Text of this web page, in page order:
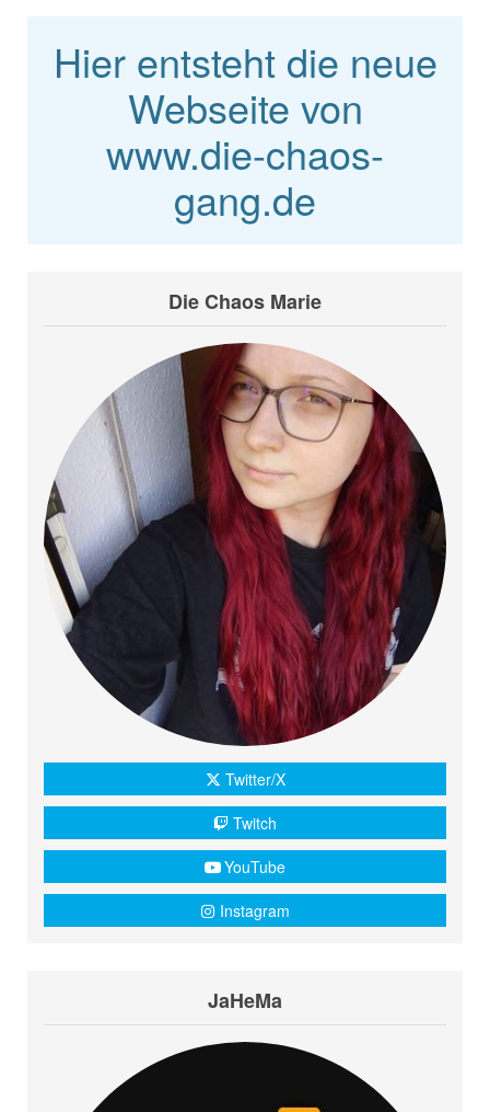
Hier entsteht die neue
Webseite von
www.die-chaos-
gang.de
Die Chaos Marie
Twitter/X
Twitch
YouTube
Instagram
JaHeMa